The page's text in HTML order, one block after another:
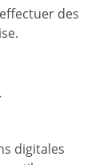
des
digitales